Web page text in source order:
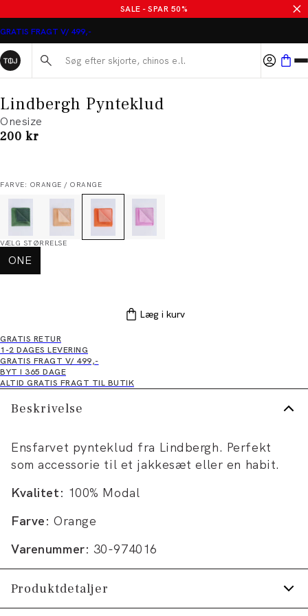
SALE - SPAR 50%
GRATIS FRAGT V/ 499,-
Søg her...
Lindbergh Pynteklud
Onesize
I alt (inkl. rabat)
200 kr
FARVE: ORANGE / ORANGE
VÆLG STØRRELSE
ONE
Læg i kurv
GRATIS RETUR
1-2 DAGES LEVERING
GRATIS FRAGT V/ 499,-
BYT I 365 DAGE
ALTID GRATIS FRAGT TIL BUTIK
Beskrivelse
Ensfarvet pynteklud fra Lindbergh. Perfekt
som accessorie til et jakkesæt eller en habit.
Kvalitet: 100% Modal
Farve: Orange
Varenummer: 30-974016
Produktdetaljer